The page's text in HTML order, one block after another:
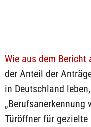
Wie aus dem Bericht
der Anteil der
in Deutschland
Türöffner für